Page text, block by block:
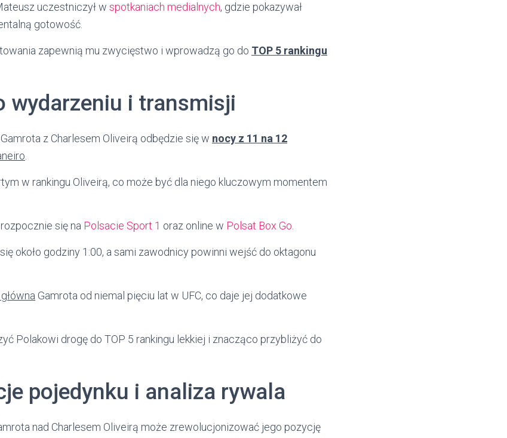
uczestniczył w spotkaniach medialnych, gdzie pokazywał
gotowość.
zapewnią mu zwycięstwo i wprowadzą go do TOP 5 rankingu
wydarzeniu i transmisji
z Charlesem Oliveirą odbędzie się w nocy z 11 na 12
w rankingu Oliveirą, co może być dla niego kluczowym momentem
się na Polsacie Sport 1 oraz online w Polsat Box Go
około godziny 1:00, a sami zawodnicy powinni wejść do oktagonu
Gamrota od niemal pięciu lat w UFC, co daje jej dodatkowe
Polakowi drogę do TOP 5 rankingu lekkiej i znacząco przybliżyć do
pojedynku i analiza rywala
nad Charlesem Oliveirą może zrewolucjonizować jego pozycję